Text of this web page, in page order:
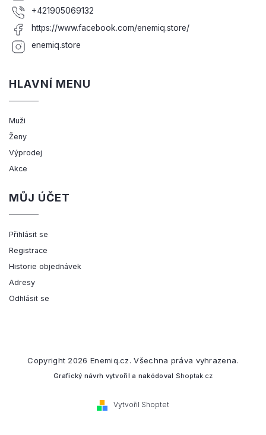
+421905069132
https://www.facebook.com/enemiq.store/
enemiq.store
HLAVNÍ MENU
Muži
Ženy
Výprodej
Akce
MŮJ ÚČET
Přihlásit se
Registrace
Historie objednávek
Adresy
Odhlásit se
Vytvořil Shoptet
Copyright 2026 Enemiq.cz. Všechna práva vyhrazena.
Grafický návrh vytvořil a nakódoval Shoptak.cz